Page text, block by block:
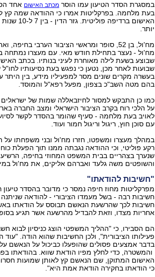
במסגרת הסדר הטיעון עמו הוסר מכתב האישום אחד
בעת מלחמה. בפרקליטות אמרו כי ההודאה שמה קץ
האישום
יותר.
מח'ול, בן 52, סופר ומראשי הציבור הערבי
מח'ול - נעצר בתחילת חודש מאי. עם מעצרו נמתחה
שבוצע בשעת לילה מאוחרת לעיני בנותיו. בכתב
שבועות לאחר מכן, נטען כי נפגש בעת נסיעותיו
בעשרה מקרים שונים מסר למפעיליו מידע, בין היתר
בהם מטה השב"כ בצפון, מפעל רפא"ל והמוסד.
כמו כן התבקש למסור לחיזבאללה שמות של ישראלים
על הלכי רוח בקרב הציבור הישראלי ומצב החברה
לאויב בעת מלחמה - סעיף שהומר בהסדר לקשר
עם סוכן חוץ, ריגול וריגול חמור ועוד.
במהלך מעצרו ומשפטו, חזרו מח'ול ובני משפחתו על
רקע פוליטי, וכי ההודאה נגבתה ממנו תוך הפעלת
שנערך בצהריים בבית המשפט המחוזי בחיפה, הרשיעו
והשופטים משה גלעד ואברהם אליקים, את מח'ול
"חשיבות להודאתו"
מפרקליטות מחוז חיפה נמסר כי מדובר בהסדר טיעון
חשיבות רבה - בשל מעמדו הציבורי - להודאה
חשיבות לכך שהרשעת הנאשם תבוסס על הודאתו
אחריות מצדו, וזאת להבדיל מהרשעה אשר תגיע
הם הסבירו, כי "ההליך המשפטי הוצג כניסיון
פעילותו הציבורית", ולכן החשיבות שהוא הודה.
בדבר אמצעים פסולים שהופעלו כביכול על הנאשם
והמשטרה, כדי לחלץ מפיו הודאת שווא. בהודאתו
האישום המתוקן, שם הנאשם קץ לאותן שמועות
כי הודאתו בחקירה הודאת אמת היא".